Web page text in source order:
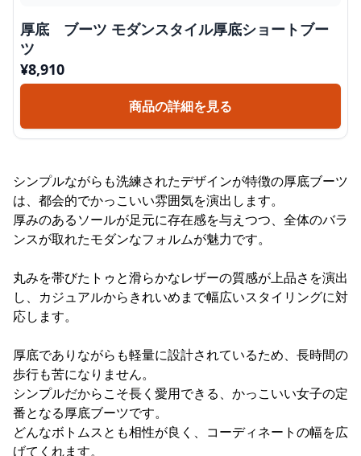
厚底 ブーツ モダンスタイル厚底ショートブー
ツ
¥8,910
商品の詳細を見る
シンプルながらも洗練されたデザインが特徴の厚底ブーツ
は、都会的でかっこいい雰囲気を演出します。
厚みのあるソールが足元に存在感を与えつつ、全体のバラ
ンスが取れたモダンなフォルムが魅力です。
丸みを帯びたトゥと滑らかなレザーの質感が上品さを演出
し、カジュアルからきれいめまで幅広いスタイリングに対
応します。
厚底でありながらも軽量に設計されているため、長時間の
歩行も苦になりません。
シンプルだからこそ長く愛用できる、かっこいい女子の定
番となる厚底ブーツです。
どんなボトムスとも相性が良く、コーディネートの幅を広
げてくれます。